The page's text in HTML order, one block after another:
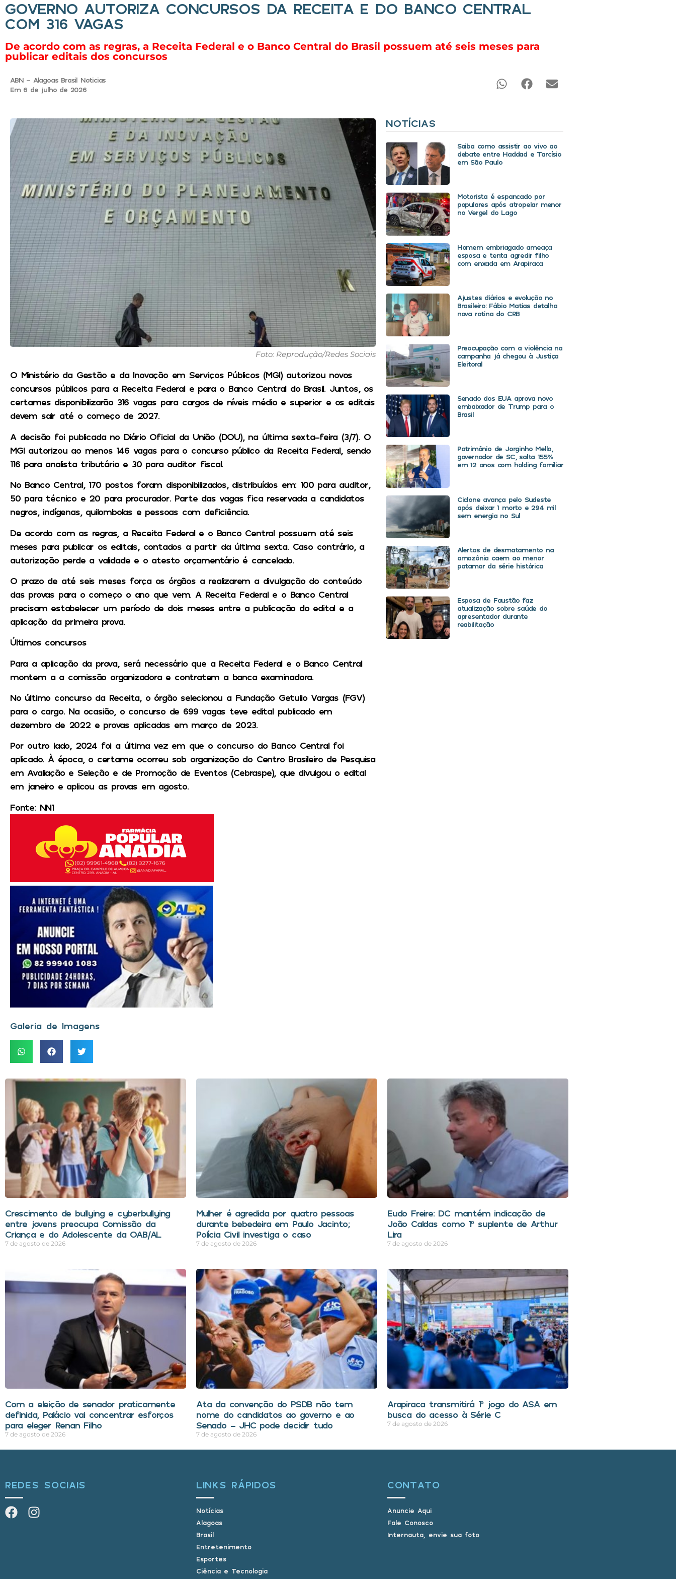
GOVERNO AUTORIZA CONCURSOS DA RECEITA E DO BANCO CENTRAL
COM 316 VAGAS
De acordo com as regras, a Receita Federal e o Banco Central do Brasil possuem até seis meses para
publicar editais dos concursos
ABN - Alagoas Brasil Noticias
Em 6 de julho de 2026
Foto: Reprodução/Redes Sociais
O Ministério da Gestão e da Inovação em Serviços Públicos (MGI) autorizou novos
concursos públicos para a Receita Federal e para o Banco Central do Brasil. Juntos, os
certames disponibilizarão 316 vagas para cargos de níveis médio e superior e os editais
devem sair até o começo de 2027.
A decisão foi publicada no Diário Oficial da União (DOU), na última sexta-feira (3/7). O
MGI autorizou ao menos 146 vagas para o concurso público da Receita Federal, sendo
116 para analista tributário e 30 para auditor fiscal.
No Banco Central, 170 postos foram disponibilizados, distribuídos em: 100 para auditor,
50 para técnico e 20 para procurador. Parte das vagas fica reservada a candidatos
negros, indígenas, quilombolas e pessoas com deficiência.
De acordo com as regras, a Receita Federal e o Banco Central possuem até seis
meses para publicar os editais, contados a partir da última sexta. Caso contrário, a
autorização perde a validade e o atesto orçamentário é cancelado.
O prazo de até seis meses força os órgãos a realizarem a divulgação do conteúdo
das provas para o começo o ano que vem. A Receita Federal e o Banco Central
precisam estabelecer um período de dois meses entre a publicação do edital e a
aplicação da primeira prova.
Últimos concursos
Para a aplicação da prova, será necessário que a Receita Federal e o Banco Central
montem a a comissão organizadora e contratem a banca examinadora.
No último concurso da Receita, o órgão selecionou a Fundação Getulio Vargas (FGV)
para o cargo. Na ocasião, o concurso de 699 vagas teve edital publicado em
dezembro de 2022 e provas aplicadas em março de 2023.
Por outro lado, 2024 foi a última vez em que o concurso do Banco Central foi
aplicado. À época, o certame ocorreu sob organização do Centro Brasileiro de Pesquisa
em Avaliação e Seleção e de Promoção de Eventos (Cebraspe), que divulgou o edital
em janeiro e aplicou as provas em agosto.
Fonte: NN1
Galeria de Imagens
NOTÍCIAS
Saiba como assistir ao vivo ao
debate entre Haddad e Tarcísio
em São Paulo
Motorista é espancado por
populares após atropelar menor
no Vergel do Lago
Homem embriagado ameaça
esposa e tenta agredir filho
com enxada em Arapiraca
Ajustes diários e evolução no
Brasileiro: Fábio Matias detalha
nova rotina do CRB
Preocupação com a violência na
campanha já chegou à Justiça
Eleitoral
Senado dos EUA aprova novo
embaixador de Trump para o
Brasil
Patrimônio de Jorginho Mello,
governador de SC, salta 155%
em 12 anos com holding familiar
Ciclone avança pelo Sudeste
após deixar 1 morto e 294 mil
sem energia no Sul
Alertas de desmatamento na
amazônia caem ao menor
patamar da série histórica
Esposa de Faustão faz
atualização sobre saúde do
apresentador durante
reabilitação
Crescimento de bullying e cyberbullying
entre jovens preocupa Comissão da
Criança e do Adolescente da OAB/AL
7 de agosto de 2026
Mulher é agredida por quatro pessoas
durante bebedeira em Paulo Jacinto;
Polícia Civil investiga o caso
7 de agosto de 2026
Eudo Freire: DC mantém indicação de
João Caldas como 1º suplente de Arthur
Lira
7 de agosto de 2026
Com a eleição de senador praticamente
definida, Palácio vai concentrar esforços
para eleger Renan Filho
7 de agosto de 2026
Ata da convenção do PSDB não tem
nome do candidatos ao governo e ao
Senado – JHC pode decidir tudo
7 de agosto de 2026
Arapiraca transmitirá 1º jogo do ASA em
busca do acesso à Série C
7 de agosto de 2026
REDES SOCIAIS LINKS RÁPIDOS
Notícias
Alagoas
Brasil
Entretenimento
Esportes
Ciência e Tecnologia
CONTATO
Anuncie Aqui
Fale Conosco
Internauta, envie sua foto